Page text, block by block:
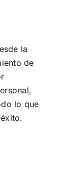
la
de
lo que